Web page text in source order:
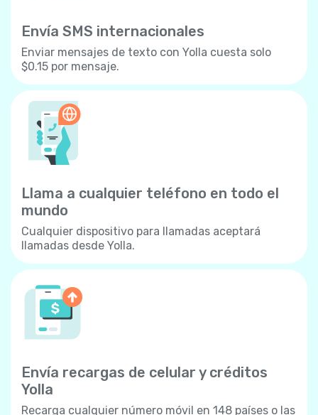
Envía SMS internacionales
Enviar mensajes de texto con Yolla cuesta solo
$0.15 por mensaje.
Llama a cualquier teléfono en todo el
mundo
Cualquier dispositivo para llamadas aceptará
llamadas desde Yolla.
Envía recargas de celular y créditos
Yolla
Recarga cualquier número móvil en 148 países o las